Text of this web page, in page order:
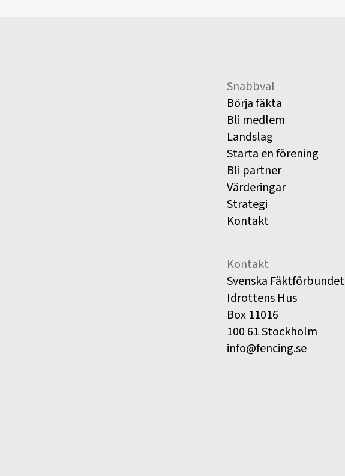
Snabbval
Börja fäkta
Bli medlem
Landslag
Starta en förening
Bli partner
Värderingar
Strategi
Kontakt
Kontakt
Svenska Fäktförbundet
Idrottens Hus
Box 11016
100 61 Stockholm
info@fencing.se